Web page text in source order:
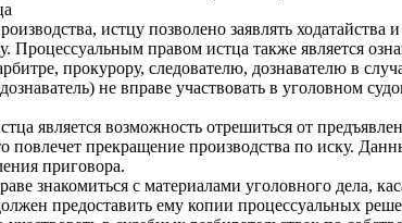
истцу позволено заявлять
Процессуальным правом истца также является
прокурору, следователю, дознавателю в
не вправе участвовать в уголовном
является возможность отрешиться от
повлечет прекращение производства по иску.
приговора.
знакомиться с материалами уголовного дела,
предоставить ему копии процессуальных